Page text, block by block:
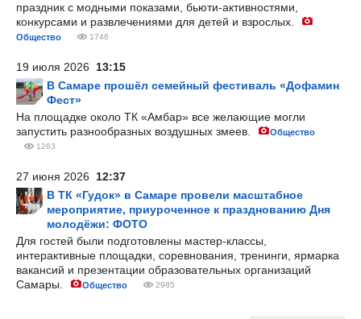
праздник с модными показами, бьюти-активностями,
конкурсами и развлечениями для детей и взрослых.
Общество 1746
19 июля 2026 13:15
В Самаре прошёл семейный фестиваль «Дофамин
Фест»
На площадке около ТК «Амбар» все желающие могли
запустить разнообразных воздушных змеев.
Общество
1263
27 июня 2026 12:37
В ТК «Гудок» в Самаре провели масштабное
мероприятие, приуроченное к празднованию Дня
молодёжи: ФОТО
Для гостей были подготовлены мастер-классы,
интерактивные площадки, соревнования, тренинги, ярмарка
вакансий и презентации образовательных организаций
Самары.
Общество 2985